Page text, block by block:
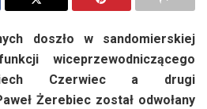
doszło w sandomierskiej
wiceprzewodniczącego
Czerwiec a drugi
Żerebiec został odwołany